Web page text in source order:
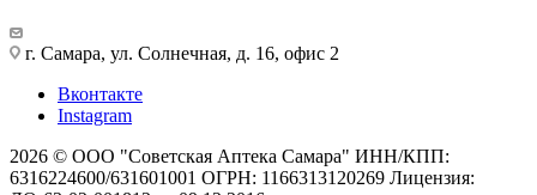
г. Самара, ул. Солнечная, д. 16, офис 2
Вконтакте
Instagram
2026 © ООО "Советская Аптека Самара" ИНН/КПП:
6316224600/631601001 ОГРН: 1166313120269 Лицензия: